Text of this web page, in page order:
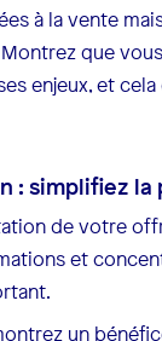
à la vente
Montrez que
enjeux, et
: simplifiez la
de votre
et
un